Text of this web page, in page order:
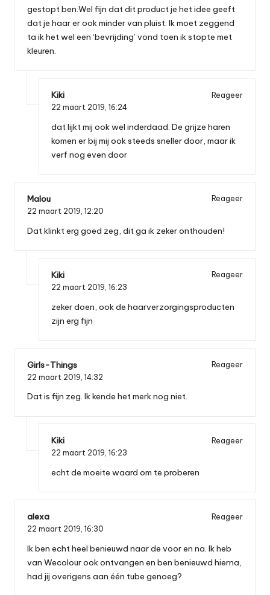
gestopt ben.Wel fijn dat dit product je het idee geeft
dat je haar er ook minder van pluist. Ik moet zeggend
ta ik het wel een ‘bevrijding’ vond toen ik stopte met
kleuren.
Kiki
Reageer
22 maart 2019, 16:24
dat lijkt mij ook wel inderdaad. De grijze haren
komen er bij mij ook steeds sneller door, maar ik
verf nog even door
Malou
Reageer
22 maart 2019, 12:20
Dat klinkt erg goed zeg, dit ga ik zeker onthouden!
Kiki
Reageer
22 maart 2019, 16:23
zeker doen, ook de haarverzorgingsproducten
zijn erg fijn
Girls-Things
Reageer
22 maart 2019, 14:32
Dat is fijn zeg. Ik kende het merk nog niet.
Kiki
Reageer
22 maart 2019, 16:23
echt de moeite waard om te proberen
alexa
Reageer
22 maart 2019, 16:30
Ik ben echt heel benieuwd naar de voor en na. Ik heb
van Wecolour ook ontvangen en ben benieuwd hierna,
had jij overigens aan één tube genoeg?